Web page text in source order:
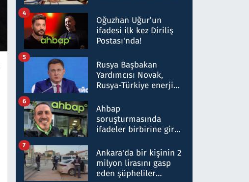
Oğuzhan Uğur’un
ifadesi ilk kez Diriliş
Postası'nda!
4
Rusya Başbakan
Yardımcısı Novak,
Rusya-Türkiye enerji
nitelikte olduğunu
belirtti
5
Ahbap
soruşturmasında
ifadeler birbirine girdi:
ifadelerinden ortaya
çıkan tablo şok etti
6
Ankara'da bir kişinin 2
milyon lirasını gasp
eden şüpheliler
7